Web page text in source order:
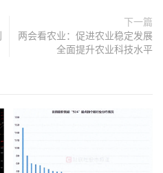
下一篇
两会看农业：促进农业稳定发展
全面提升农业科技水平